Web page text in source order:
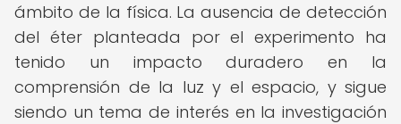
ámbito de la física. La ausencia de detección
del éter planteada por el experimento ha
tenido un impacto duradero en la
comprensión de la luz y el espacio, y sigue
siendo un tema de interés en la investigación